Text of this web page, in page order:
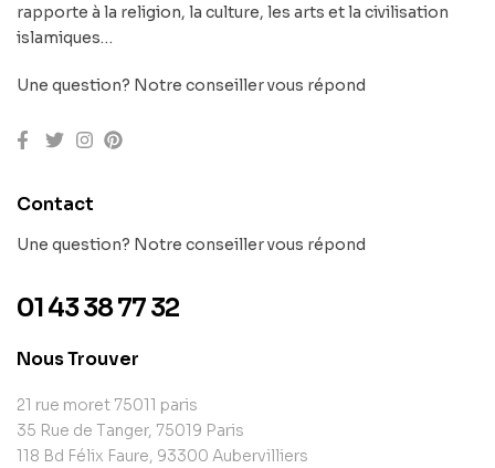
rapporte à la religion, la culture, les arts et la civilisation
islamiques…
Une question? Notre conseiller vous répond
Contact
Une question? Notre conseiller vous répond
01 43 38 77 32
Nous Trouver
21 rue moret 75011 paris
35 Rue de Tanger, 75019 Paris
118 Bd Félix Faure, 93300 Aubervilliers